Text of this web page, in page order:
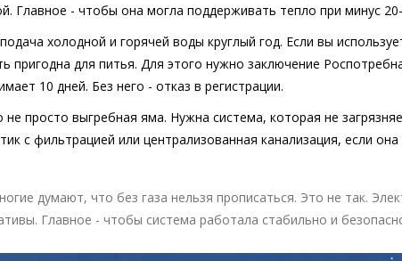
Главное - чтобы она могла поддерживать тепло при минус 20-
холодной и горячей воды круглый год. Если вы
пригодна для питья. Для этого нужно заключение
10 дней. Без него - отказ в регистрации.
не просто выгребная яма. Нужна система, которая не
с фильтрацией или централизованная канализация, если
думают, что без газа нельзя прописаться. Это не так.
Главное - чтобы система работала стабильно и